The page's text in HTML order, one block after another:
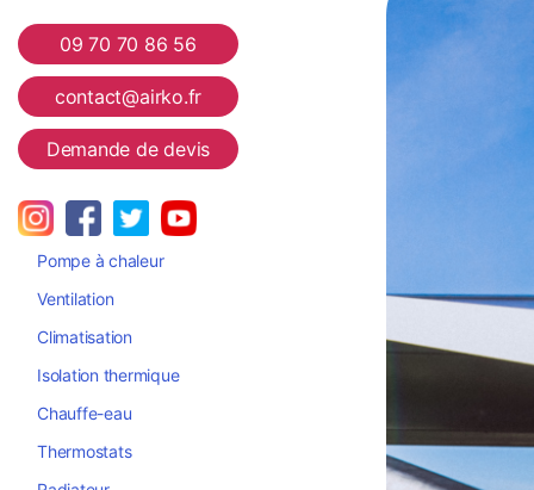
Airko09 70 70 86 56
contact@airko.fr
Demande de devis
Pompe à chaleur
Ventilation
Climatisation
Isolation thermique
Chauffe-eau
Thermostats